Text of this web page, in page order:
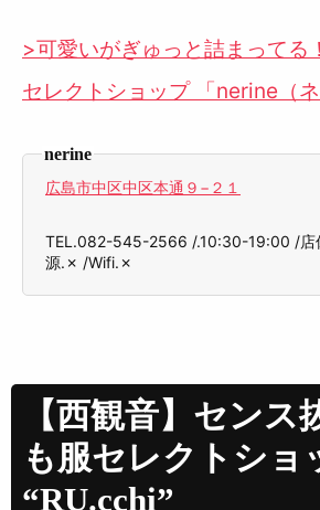
>可愛いがぎゅっと詰まってる
セレクトショップ 「nerine（ネ
nerine
広島市中区中区本通９−２１
TEL.082-545-2566 /.10:30-19:00 /店
源.✗ /Wifi.✗
【西観音】センス
も服セレクトショ
“RU.cchi”